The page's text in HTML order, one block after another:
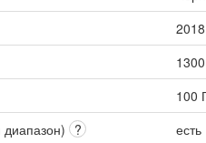
2018
1300
100
?
есть